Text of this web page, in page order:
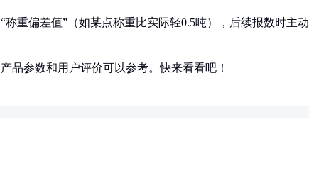
称重偏差值”（如某点称重比实际轻0.5吨），后续报数时主动
品参数和用户评价可以参考。快来看看吧！